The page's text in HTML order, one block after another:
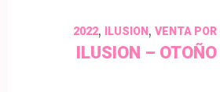
2022, ILUSION , VENTA POR
ILUSION –